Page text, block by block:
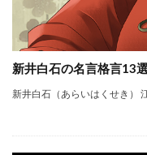
新井白石の名言格言13選
新井白石（あらいはくせき）